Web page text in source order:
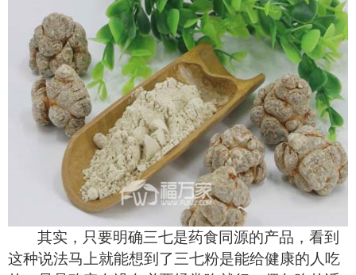
其实，只要明确三七是药食同源的产品，看到
这种说法马上就能想到了三七粉是能给健康的人吃